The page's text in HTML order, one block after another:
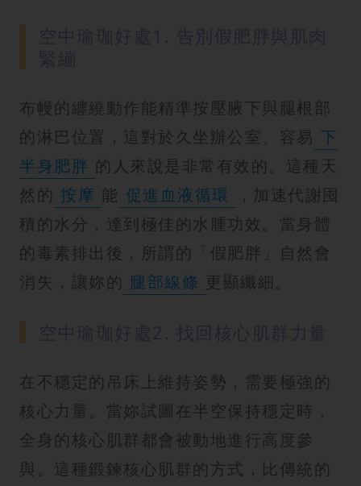
布幔的纏繞動作能精準按壓腋下與腿根部
的淋巴位置，這對於久坐辦公室、容易 下
半身肥胖 的人來說是非常有效的。這種天
然的 按摩 能 促進血液循環
，加速代謝囤
積的水分，達到極佳的水腫功效。當身體
的毒素排出後，所謂的「假肥胖」自然會
消失，讓妳的 腿部線條 更顯纖細。
在不穩定的吊床上維持姿勢，需要極強的
核心力量。當妳試圖在半空保持穩定時，
全身的核心肌群都會被動地進行高度參
與。這種鍛鍊核心肌群的方式，比傳統的